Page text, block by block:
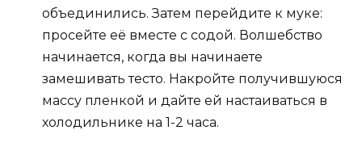
объединились. Затем перейдите к муке:
просейте её вместе с содой. Волшебство
начинается, когда вы начинаете
замешивать тесто. Накройте получившуюся
массу пленкой и дайте ей настаиваться в
холодильнике на 1-2 часа.